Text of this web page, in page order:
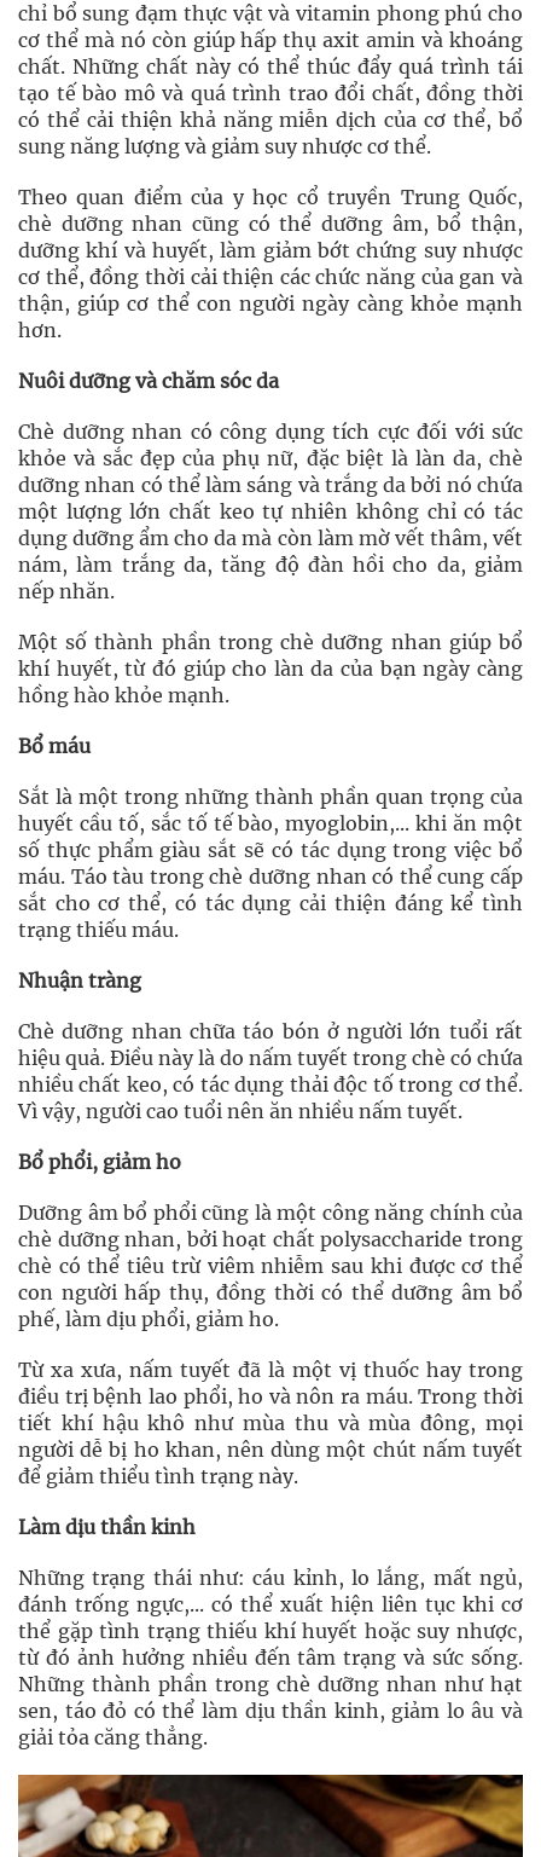
chỉ bổ sung đạm thực vật và vitamin phong phú cho
cơ thể mà nó còn giúp hấp thụ axit amin và khoáng
chất. Những chất này có thể thúc đẩy quá trình tái
tạo tế bào mô và quá trình trao đổi chất, đồng thời
có thể cải thiện khả năng miễn dịch của cơ thể, bổ
sung năng lượng và giảm suy nhược cơ thể.
Theo quan điểm của y học cổ truyền Trung Quốc,
chè dưỡng nhan cũng có thể dưỡng âm, bổ thận,
dưỡng khí và huyết, làm giảm bớt chứng suy nhược
cơ thể, đồng thời cải thiện các chức năng của gan và
thận, giúp cơ thể con người ngày càng khỏe mạnh
hơn.
Nuôi dưỡng và chăm sóc da
Chè dưỡng nhan có công dụng tích cực đối với sức
khỏe và sắc đẹp của phụ nữ, đặc biệt là làn da, chè
dưỡng nhan có thể làm sáng và trắng da bởi nó chứa
một lượng lớn chất keo tự nhiên không chỉ có tác
dụng dưỡng ẩm cho da mà còn làm mờ vết thâm, vết
nám, làm trắng da, tăng độ đàn hồi cho da, giảm
nếp nhăn.
Một số thành phần trong chè dưỡng nhan giúp bổ
khí huyết, từ đó giúp cho làn da của bạn ngày càng
hồng hào khỏe mạnh.
Bổ máu
Sắt là một trong những thành phần quan trọng của
huyết cầu tố, sắc tố tế bào, myoglobin,... khi ăn một
số thực phẩm giàu sắt sẽ có tác dụng trong việc bổ
máu. Táo tàu trong chè dưỡng nhan có thể cung cấp
sắt cho cơ thể, có tác dụng cải thiện đáng kể tình
trạng thiếu máu.
Nhuận tràng
Chè dưỡng nhan chữa táo bón ở người lớn tuổi rất
hiệu quả. Điều này là do nấm tuyết trong chè có chứa
nhiều chất keo, có tác dụng thải độc tố trong cơ thể.
Vì vậy, người cao tuổi nên ăn nhiều nấm tuyết.
​Bổ phổi, giảm ho
Dưỡng âm bổ phổi cũng là một công năng chính của
chè dưỡng nhan, bởi hoạt chất polysaccharide trong
chè có thể tiêu trừ viêm nhiễm sau khi được cơ thể
con người hấp thụ, đồng thời có thể dưỡng âm bổ
phế, làm dịu phổi, giảm ho.
Từ xa xưa, nấm tuyết đã là một vị thuốc hay trong
điều trị bệnh lao phổi, ho và nôn ra máu. Trong thời
tiết khí hậu khô như mùa thu và mùa đông, mọi
người dễ bị ho khan, nên dùng một chút nấm tuyết
để giảm thiểu tình trạng này.
Làm dịu thần kinh
Những trạng thái như: cáu kỉnh, lo lắng, mất ngủ,
đánh trống ngực,... có thể xuất hiện liên tục khi cơ
thể gặp tình trạng thiếu khí huyết hoặc suy nhược,
từ đó ảnh hưởng nhiều đến tâm trạng và sức sống.
Những thành phần trong chè dưỡng nhan như hạt
sen, táo đỏ có thể làm dịu thần kinh, giảm lo âu và
giải tỏa căng thẳng.